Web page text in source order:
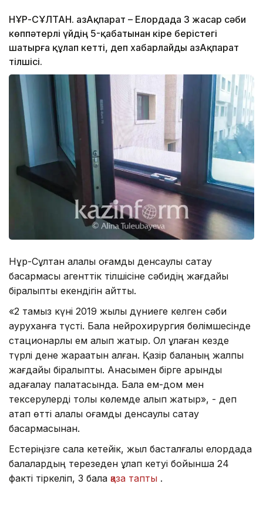
НҰР-СҰЛТАН. ҚазАқпарат – Елордада 3 жасар сәби
көппәтерлі үйдің 5-қабатынан кіре берістегі
шатырға құлап кетті, деп хабарлайды ҚазАқпарат
тілшісі.
Нұр-Сұлтан қалалық қоғамдық денсаулық сақтау
басқармасы агенттік тілшісіне сәбидің жағдайы
бірқалыпты екендігін айтты.
«2 тамыз күні 2019 жылы дүниеге келген сәби
ауруханға түсті. Бала нейрохирургия бөлімшесінде
стационарлық ем алып жатыр. Ол құлаған кезде
түрлі дене жарақатын алған. Қазір баланың жалпы
жағдайы бірқалыпты. Анасымен бірге қарқынды
қадағалау палатасында. Бала ем-дом мен
тексерулерді толық көлемде алып жатыр», - деп
атап өтті қалалық қоғамдық денсаулық сақтау
басқармасынан.
Естеріңізге сала кетейік, жыл басталғалы елордада
балалардың терезеден құлап кетуі бойынша 24
факті тіркеліп, 3 бала қаза тапты .